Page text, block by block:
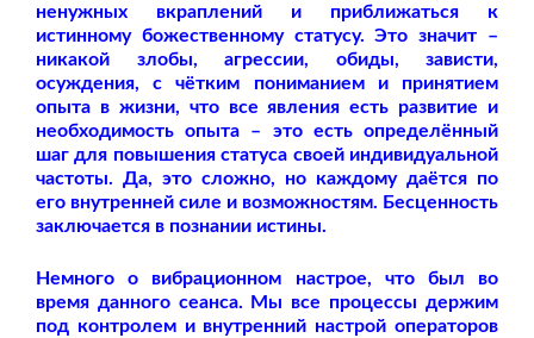
ненужных вкраплений и приближаться к
истинному божественному статусу. Это значит –
никакой злобы, агрессии, обиды, зависти,
осуждения, с чётким пониманием и принятием
опыта в жизни, что все явления есть развитие и
необходимость опыта – это есть определённый
шаг для повышения статуса своей индивидуальной
частоты. Да, это сложно, но каждому даётся по
его внутренней силе и возможностям. Бесценность
заключается в познании истины.
Немного о вибрационном настрое, что был во
время данного сеанса. Мы все процессы держим
под контролем и внутренний настрой операторов